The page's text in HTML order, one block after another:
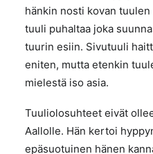
hänkin nosti kovan
tuuli puhaltaa joka
tuurin esiin. Sivutuuli
eniten, mutta etenkin
mielestä iso asia.
Tuuliolosuhteet eivät
Aallolle. Hän kertoi
epäsuotuinen hänen